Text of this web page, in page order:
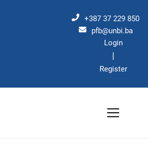
+387 37 229 850
pfb@unbi.ba
Login
|
Register